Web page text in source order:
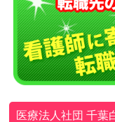
医療法人社団 千葉